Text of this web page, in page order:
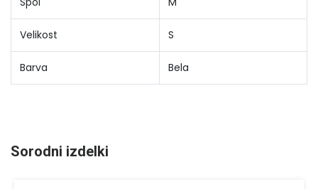
Velikost S
Barva Bela
Sorodni izdelki